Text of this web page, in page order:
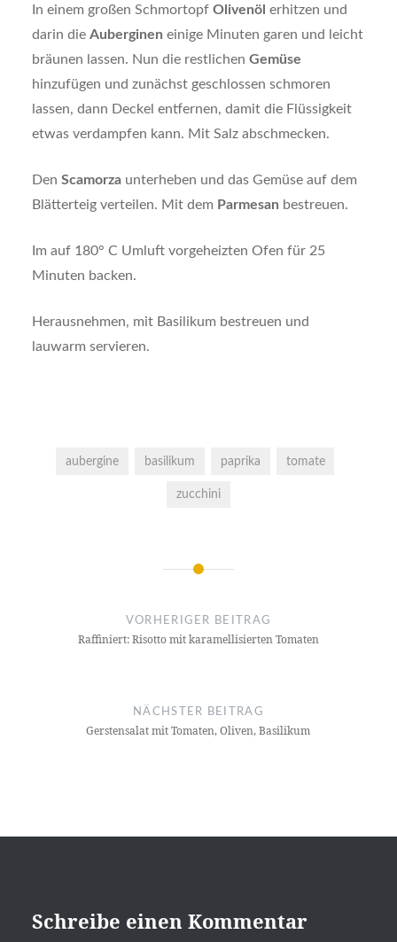
In einem großen Schmortopf Olivenöl erhitzen und
darin die Auberginen einige Minuten garen und leicht
bräunen lassen. Nun die restlichen Gemüse
hinzufügen und zunächst geschlossen schmoren
lassen, dann Deckel entfernen, damit die Flüssigkeit
etwas verdampfen kann. Mit Salz abschmecken.
Den Scamorzaunterheben und das Gemüse auf dem
Blätterteig verteilen. Mit dem Parmesan bestreuen.
Im auf 180° C Umluft vorgeheizten Ofen für 25
Minuten backen.
Herausnehmen, mit Basilikum bestreuen und
lauwarm servieren.
aubergine basilikum paprika tomate
zucchini
Beitragsnavigation
VORHERIGER BEITRAG
Raffiniert: Risotto mit karamellisierten Tomaten
NÄCHSTER BEITRAG
Gerstensalat mit Tomaten, Oliven, Basilikum
Schreibe einen Kommentar